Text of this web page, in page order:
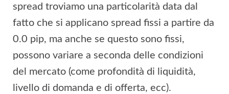
spread troviamo una particolarità data dal
fatto che si applicano spread fissi a partire da
0.0 pip, ma anche se questo sono fissi,
possono variare a seconda delle condizioni
del mercato (come profondità di liquidità,
livello di domanda e di offerta, ecc).